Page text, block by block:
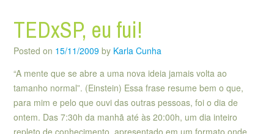
TEDxSP, eu fui!
Posted on 15/11/2009 by Karla Cunha
“A mente que se abre a uma nova ideia jamais volta ao
tamanho normal”. (Einstein) Essa frase resume bem o que,
para mim e pelo que ouvi das outras pessoas, foi o dia de
ontem. Das 7:30h da manhã até às 20:00h, um dia inteiro